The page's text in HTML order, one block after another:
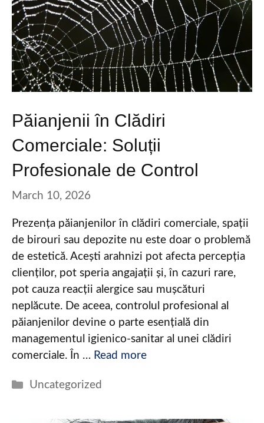
Păianjenii în Clădiri
Comerciale: Soluții
Profesionale de Control
March 10, 2026
Prezența păianjenilor în clădiri comerciale, spații
de birouri sau depozite nu este doar o problemă
de estetică. Acești arahnizi pot afecta percepția
clienților, pot speria angajații și, în cazuri rare,
pot cauza reacții alergice sau mușcături
neplăcute. De aceea, controlul profesional al
păianjenilor devine o parte esențială din
managementul igienico-sanitar al unei clădiri
comerciale. În … Read more
Categories
Uncategorized